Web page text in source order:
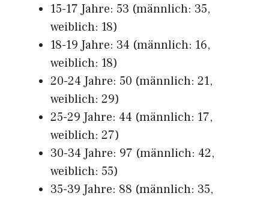
15-17 Jahre: 53 (männlich: 35,
weiblich: 18)
18-19 Jahre: 34 (männlich: 16,
weiblich: 18)
20-24 Jahre: 50 (männlich: 21,
weiblich: 29)
25-29 Jahre: 44 (männlich: 17,
weiblich: 27)
30-34 Jahre: 97 (männlich: 42,
weiblich: 55)
35-39 Jahre: 88 (männlich: 35,